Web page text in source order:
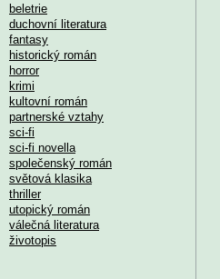
beletrie
duchovní literatura
fantasy
historický román
horror
krimi
kultovní román
partnerské vztahy
sci-fi
sci-fi novella
společenský román
světová klasika
thriller
utopický román
válečná literatura
životopis